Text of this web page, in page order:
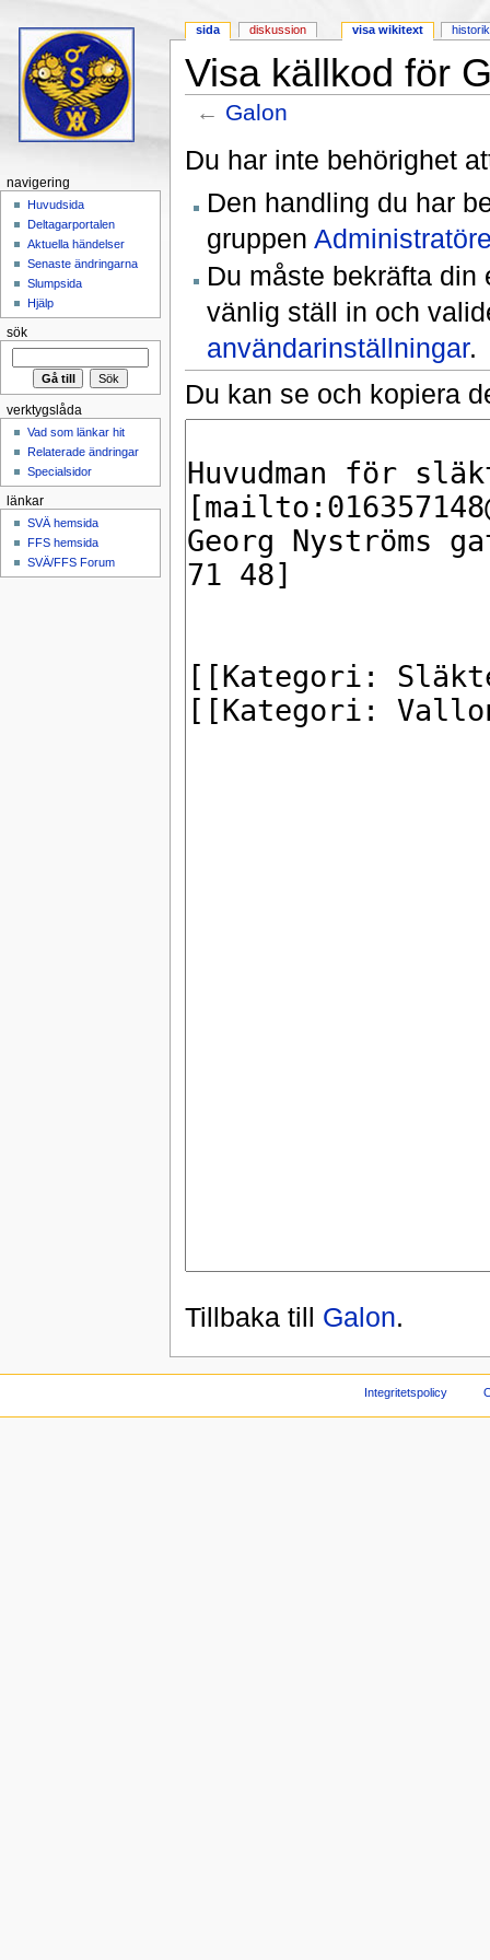
Visa källkod för
← Galon
Du har inte behörighet
Den handling du har
gruppen
Du måste bekräfta din
vänlig ställ in och
användarinställningar.
Du kan se och kopiera
Tillbaka till Galon.
sida diskussion visa wikitext historik
navigering
Huvudsida
Deltagarportalen
Aktuella händelser
Senaste ändringarna
Slumpsida
Hjälp
sök
verktygslåda
Vad som länkar hit
Relaterade ändringar
Specialsidor
länkar
SVÄ hemsida
FFS hemsida
SVÄ/FFS Forum
Integritetspolicy